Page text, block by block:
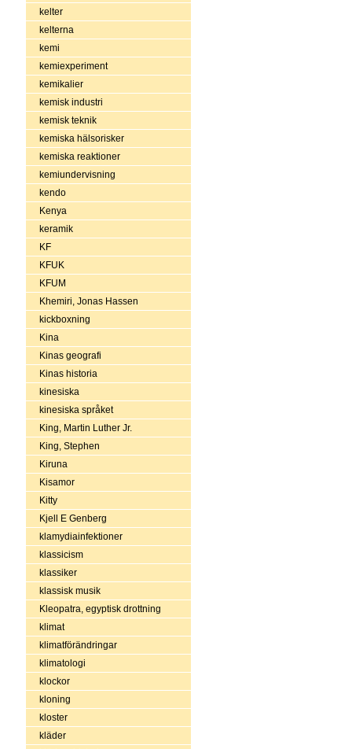
kelter
kelterna
kemi
kemiexperiment
kemikalier
kemisk industri
kemisk teknik
kemiska hälsorisker
kemiska reaktioner
kemiundervisning
kendo
Kenya
keramik
KF
KFUK
KFUM
Khemiri, Jonas Hassen
kickboxning
Kina
Kinas geografi
Kinas historia
kinesiska
kinesiska språket
King, Martin Luther Jr.
King, Stephen
Kiruna
Kisamor
Kitty
Kjell E Genberg
klamydiainfektioner
klassicism
klassiker
klassisk musik
Kleopatra, egyptisk drottning
klimat
klimatförändringar
klimatologi
klockor
kloning
kloster
kläder